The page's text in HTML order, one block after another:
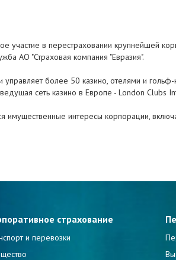
участие в перестраховании крупнейшей
АО "Страховая компания "Евразия".
более 50 казино, отелями и
сеть казино в Европе - London Clubs
имущественные интересы корпорации,
страхование
и перевозки